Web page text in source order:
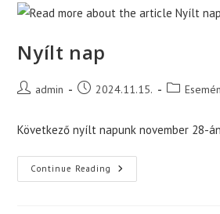
Nyílt nap
Postadmin
Post2024.11.15.
Post
Következő nyílt napunk november 28-
Continue Reading Nyílt
Nap